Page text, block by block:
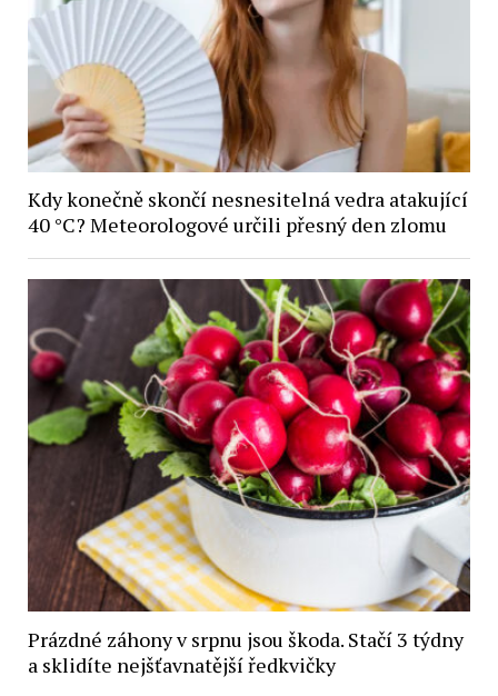
Kdy konečně skončí nesnesitelná vedra atakující
40 °C? Meteorologové určili přesný den zlomu
Prázdné záhony v srpnu jsou škoda. Stačí 3 týdny
a sklidíte nejšťavnatější ředkvičky